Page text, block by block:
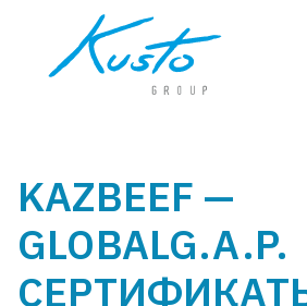
KAZBEEF —
GLOBALG.A.P.